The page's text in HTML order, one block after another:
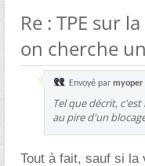
Re : TPE sur
on cherche
Envoyé par myoper
Tel que décrit,
au pire d'un
Tout à fait, sauf si la